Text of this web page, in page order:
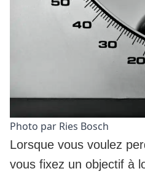
Photo par Ries Bosch
Lorsque vous voulez
vous fixez un objectif à